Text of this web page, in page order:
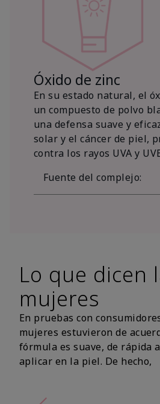
Óxido de zinc
En su estado natural, el
un compuesto de polvo
una defensa suave y
solar y el cáncer de piel,
contra los rayos UVA y
Fuente del complejo:
Lo que dicen
mujeres
En pruebas con
mujeres estuvieron de
fórmula es suave, de rápida
aplicar en la piel. De hecho,